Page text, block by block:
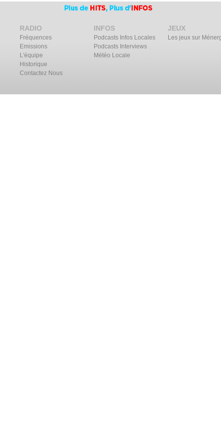
RADIO
Fréquences
Emissions
L'équipe
Historique
Contactez Nous
INFOS
Podcasts Infos Locales
Podcasts Interviews
Météo Locale
JEUX
Les jeux sur